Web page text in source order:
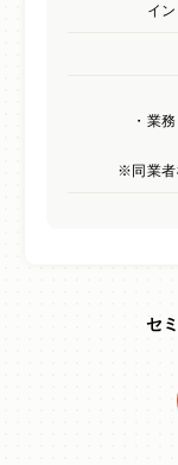
イ
・業
※同業者
セ